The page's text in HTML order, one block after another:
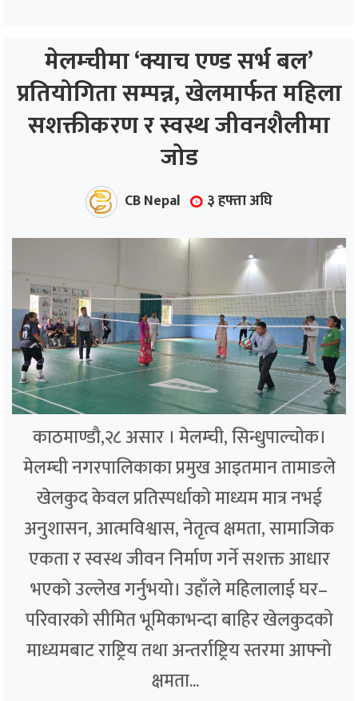
मेलम्चीमा ‘क्याच एण्ड सर्भ बल’
प्रतियोगिता सम्पन्न, खेलमार्फत महिला
सशक्तीकरण र स्वस्थ जीवनशैलीमा
जोड
CB Nepal ३ हफ्ता अघि
काठमाण्डौ,२८ असार । मेलम्ची, सिन्धुपाल्चोक।
मेलम्ची नगरपालिकाका प्रमुख आइतमान तामाङले
खेलकुद केवल प्रतिस्पर्धाको माध्यम मात्र नभई
अनुशासन, आत्मविश्वास, नेतृत्व क्षमता, सामाजिक
एकता र स्वस्थ जीवन निर्माण गर्ने सशक्त आधार
भएको उल्लेख गर्नुभयो। उहाँले महिलालाई घर–
परिवारको सीमित भूमिकाभन्दा बाहिर खेलकुदको
माध्यमबाट राष्ट्रिय तथा अन्तर्राष्ट्रिय स्तरमा आफ्नो
क्षमता...